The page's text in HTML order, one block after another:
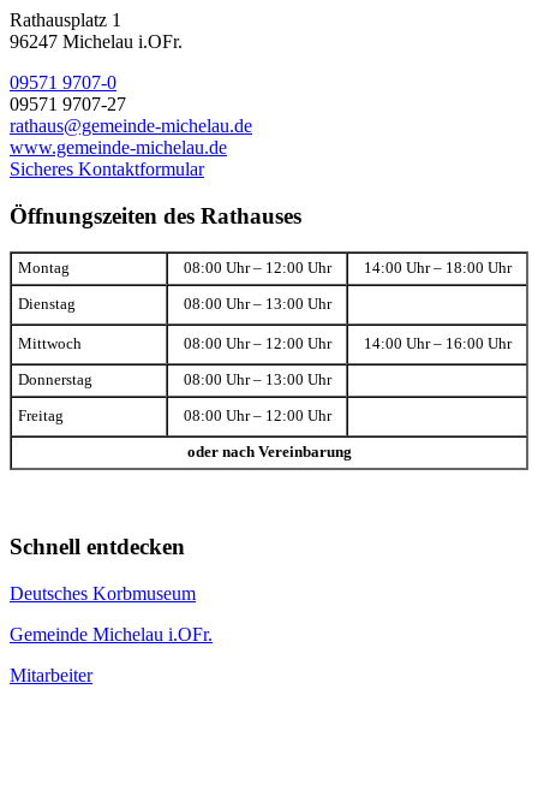
Rathausplatz 1
96247 Michelau i.OFr.
09571 9707-0
09571 9707-27
rathaus@gemeinde-michelau.de
www.gemeinde-michelau.de
Sicheres Kontaktformular
Öffnungszeiten des Rathauses
Montag 08:00 Uhr – 12:00 Uhr 14:00 Uhr – 18:00 Uhr
Dienstag 08:00 Uhr – 13:00 Uhr
Mittwoch 08:00 Uhr – 12:00 Uhr 14:00 Uhr – 16:00 Uhr
Donnerstag 08:00 Uhr – 13:00 Uhr
Freitag 08:00 Uhr – 12:00 Uhr
oder nach Vereinbarung
Schnell entdecken
Deutsches Korbmuseum
Gemeinde Michelau i.OFr.
Mitarbeiter